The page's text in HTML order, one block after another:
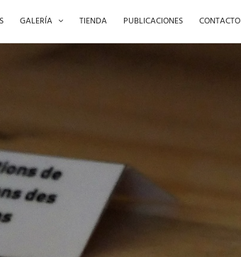
GALERÍA TIENDA PUBLICACIONES CONTACTO